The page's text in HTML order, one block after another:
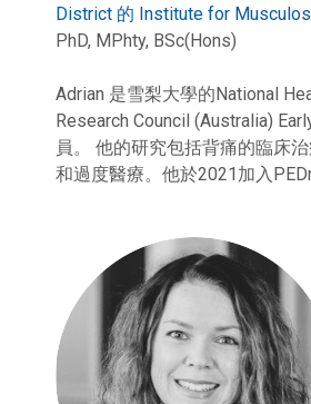
District 的 Institute for
PhD, MPhty, BSc(Hons)
Adrian 是雪梨大學的National
Research Council (Australia)
員。 他的研究包括背痛的臨床治
和過度醫療。他於2021加入